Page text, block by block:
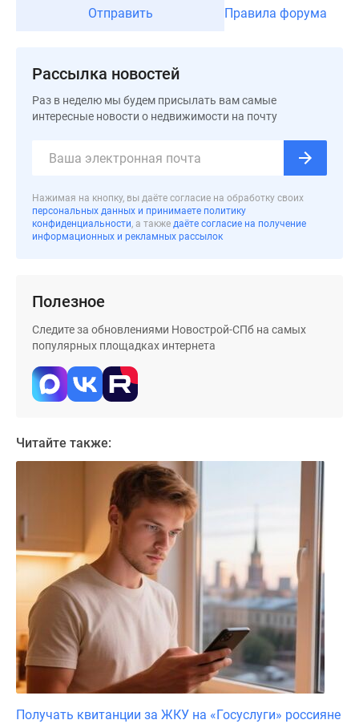
Ленинградской
Готовые
коттеджные
Строящиеся
поселки
Коттеджные
поселки
Коттеджные
Коттеджные
поселки
ипотеку
Траншевая
Скидки
акции
Макс
Рассрочка
Отправить Правила форума
Рассылка новостей
Раз в неделю мы будем присылать вам самые
интересные новости о недвижимости на почту
Нажимая на кнопку, вы даёте согласие на обработку своих
персональных данных и принимаете политику
конфиденциальности, а также даёте согласие на получение
информационных и рекламных рассылок
Полезное
Следите за обновлениями Новострой-СПб на самых
популярных площадках интернета
Читайте также:
Получать квитанции за ЖКУ на «Госуслуги» россияне